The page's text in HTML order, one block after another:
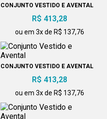
CONJUNTO VESTIDO E AVENTAL
R$ 413,28
ou em 3x de R$ 137,76
CONJUNTO VESTIDO E AVENTAL
R$ 413,28
ou em 3x de R$ 137,76